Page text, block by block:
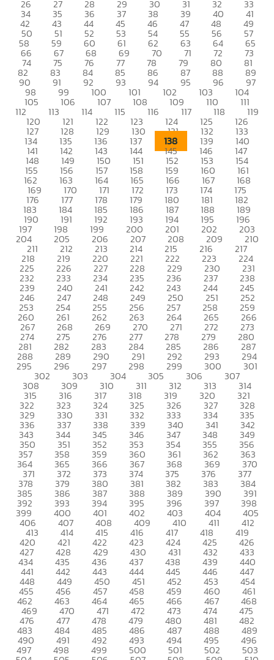
26 27 28 29 30 31 32 33
34 35 36 37 38 39 40 41
42 43 44 45 46 47 48 49
50 51 52 53 54 55 56 57
58 59 60 61 62 63 64 65
66 67 68 69 70 71 72 73
74 75 76 77 78 79 80 81
82 83 84 85 86 87 88 89
90 91 92 93 94 95 96 97
98 99 100 101 102 103 104
105 106 107 108 109 110 111
112 113 114 115 116 117 118 119
120 121 122 123 124 125 126
127 128 129 130 131 132 133
134 135 136 137 138 139 140
141 142 143 144 145 146 147
148 149 150 151 152 153 154
155 156 157 158 159 160 161
162 163 164 165 166 167 168
169 170 171 172 173 174 175
176 177 178 179 180 181 182
183 184 185 186 187 188 189
190 191 192 193 194 195 196
197 198 199 200 201 202 203
204 205 206 207 208 209 210
211 212 213 214 215 216 217
218 219 220 221 222 223 224
225 226 227 228 229 230 231
232 233 234 235 236 237 238
239 240 241 242 243 244 245
246 247 248 249 250 251 252
253 254 255 256 257 258 259
260 261 262 263 264 265 266
267 268 269 270 271 272 273
274 275 276 277 278 279 280
281 282 283 284 285 286 287
288 289 290 291 292 293 294
295 296 297 298 299 300 301
302 303 304 305 306 307
308 309 310 311 312 313 314
315 316 317 318 319 320 321
322 323 324 325 326 327 328
329 330 331 332 333 334 335
336 337 338 339 340 341 342
343 344 345 346 347 348 349
350 351 352 353 354 355 356
357 358 359 360 361 362 363
364 365 366 367 368 369 370
371 372 373 374 375 376 377
378 379 380 381 382 383 384
385 386 387 388 389 390 391
392 393 394 395 396 397 398
399 400 401 402 403 404 405
406 407 408 409 410 411 412
413 414 415 416 417 418 419
420 421 422 423 424 425 426
427 428 429 430 431 432 433
434 435 436 437 438 439 440
441 442 443 444 445 446 447
448 449 450 451 452 453 454
455 456 457 458 459 460 461
462 463 464 465 466 467 468
469 470 471 472 473 474 475
476 477 478 479 480 481 482
483 484 485 486 487 488 489
490 491 492 493 494 495 496
497 498 499 500 501 502 503